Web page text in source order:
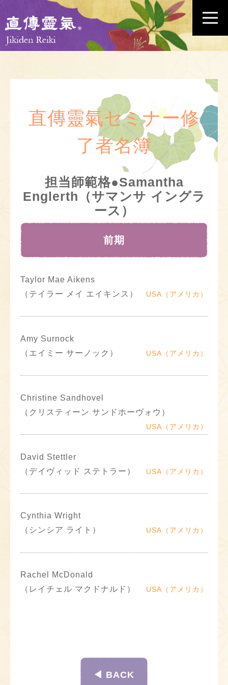
直傳靈氣セミナー修
了者名簿
担当師範格●Samantha
Englerth（サマンサ イングラ
ース）
前期
Taylor Mae Aikens
（テイラー メイ エイキンス）
USA（アメリカ）
Amy Surnock
（エイミー サーノック）
USA（アメリカ）
Christine Sandhovel
（クリスティーン サンドホーヴォウ）
USA（アメリカ）
David Stettler
（デイヴィッド ステトラー）
USA（アメリカ）
Cynthia Wright
（シンシア ライト）
USA（アメリカ）
Rachel McDonald
（レイチェル マクドナルド）
USA（アメリカ）
◀︎ BACK